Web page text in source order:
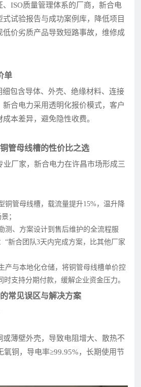
、ISO质量管理体系的厂商，新合电
试验报告与成功案例库，降低项目
低价劣质产品导致短路事故，维修成
单
细包含导体、外壳、绝缘材料、连接
合电力采用透明化报价模式，客户
本差异，避免隐性收费。
管母线槽的性价比之选
业厂家，新合电力在许昌市场形成三
铜管母线槽，载流量提升15%，温升降
；
测、方案设计到售后维护的全流程服
“新合团队3天内完成方案，比其他厂家
产与本地化仓储，将铜管母线槽单价控
时支持分期付款，缓解企业资金压力。
常见误区与解决方案
薄壁外壳，导致电阻增大、散热不
氧铜，导电率≥99.95%，长期使用节